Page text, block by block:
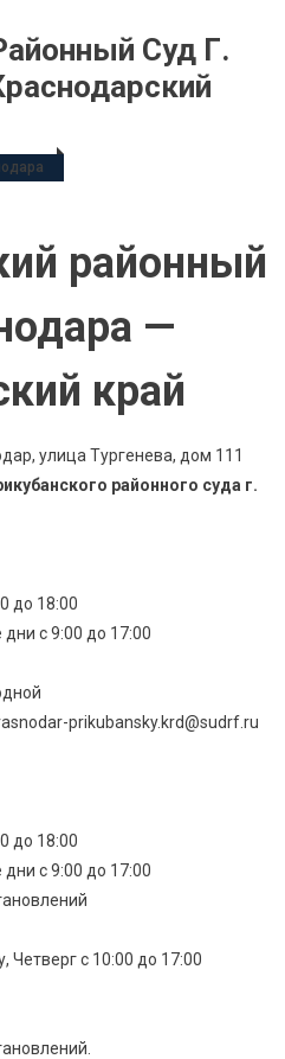
Суд Г.
районный
—
край
улица Тургенева, дом 111
районного суда г.
до 18:00
с 9:00 до 17:00
prikubansky.krd@sudrf.ru
до 18:00
с 9:00 до 17:00
Четверг с 10:00 до 17:00